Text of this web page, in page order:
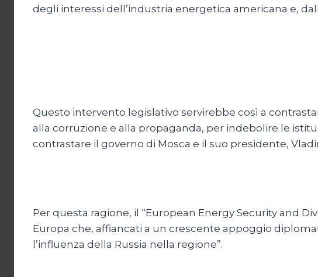
degli interessi dell’industria energetica americana e,
Questo intervento legislativo servirebbe così a
alla corruzione e alla propaganda, per indebolire le
contrastare il governo di Mosca e il suo presidente,
Per questa ragione, il “European Energy Security and
Europa che, affiancati a un crescente appoggio
l’influenza della Russia nella regione”.